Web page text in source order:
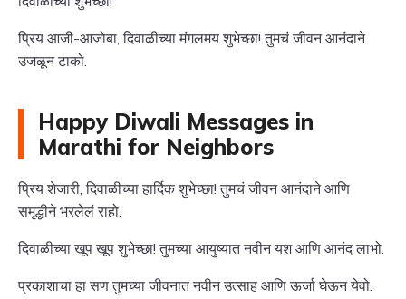
प्रिय आजी-आजोबा, दिवाळीच्या मंगलमय शुभेच्छा! तुमचं जीवन आनंदाने
उजळून टाको.
Happy Diwali Messages in
Marathi for Neighbors
प्रिय शेजारी, दिवाळीच्या हार्दिक शुभेच्छा! तुमचं जीवन आनंदाने आणि
समृद्धीने भरलेलं राहो.
दिवाळीच्या खूप खूप शुभेच्छा! तुमच्या आयुष्यात नवीन यश आणि आनंद लाभो.
प्रकाशाचा हा सण तुमच्या जीवनात नवीन उत्साह आणि ऊर्जा घेऊन येवो.